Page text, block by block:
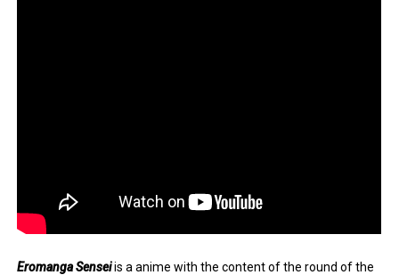
Eromanga Senseiis a anime with the content of the round of the